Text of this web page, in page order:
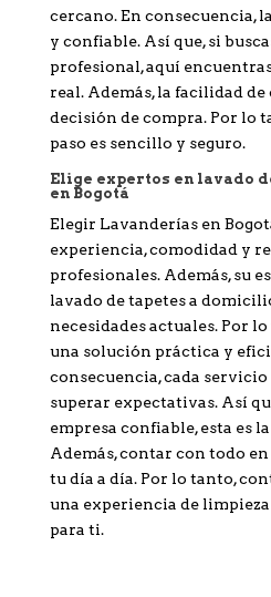
cercano. En consecuencia,
y confiable. Así que, si
profesional, aquí
real. Además, la facilidad
decisión de compra. Por lo
paso es sencillo y seguro.
Elige expertos en lavado
en Bogotá
Elegir Lavanderías en
experiencia, comodidad y
profesionales. Además, su
lavado de tapetes a
necesidades actuales. Por
una solución práctica y
consecuencia, cada
superar expectativas. Así
empresa confiable, esta es
Además, contar con todo
tu día a día. Por lo tanto,
una experiencia de
para ti.